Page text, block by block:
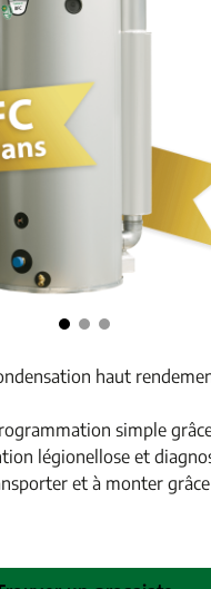
haut
simple
légionellose et
et à monter